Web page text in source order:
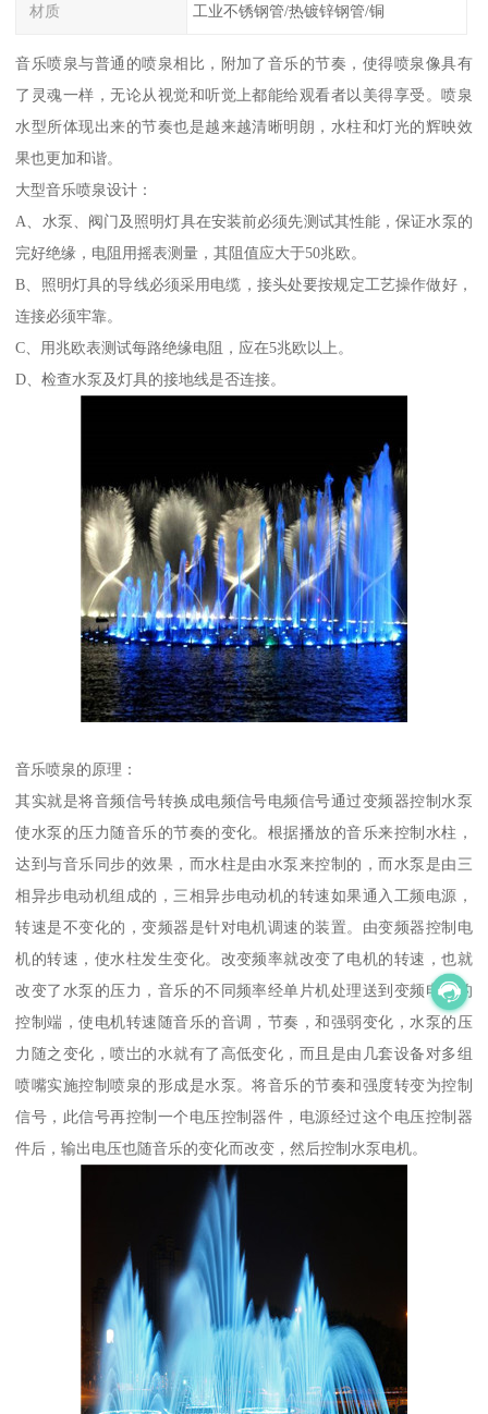
材质 工业不锈钢管/热镀锌钢管/铜
音乐喷泉与普通的喷泉相比，附加了音乐的节奏，使得喷泉像具有
了灵魂一样，无论从视觉和听觉上都能给观看者以美得享受。喷泉
水型所体现出来的节奏也是越来越清晰明朗，水柱和灯光的辉映效
果也更加和谐。
大型音乐喷泉设计：
A、水泵、阀门及照明灯具在安装前必须先测试其性能，保证水泵的
完好绝缘，电阻用摇表测量，其阻值应大于50兆欧。
B、照明灯具的导线必须采用电缆，接头处要按规定工艺操作做好，
连接必须牢靠。
C、用兆欧表测试每路绝缘电阻，应在5兆欧以上。
D、检查水泵及灯具的接地线是否连接。
音乐喷泉的原理：
其实就是将音频信号转换成电频信号电频信号通过变频器控制水泵
使水泵的压力随音乐的节奏的变化。根据播放的音乐来控制水柱，
达到与音乐同步的效果，而水柱是由水泵来控制的，而水泵是由三
相异步电动机组成的，三相异步电动机的转速如果通入工频电源，
转速是不变化的，变频器是针对电机调速的装置。由变频器控制电
机的转速，使水柱发生变化。改变频率就改变了电机的转速，也就
改变了水泵的压力，音乐的不同频率经单片机处理送到变频电机的
控制端，使电机转速随音乐的音调，节奏，和强弱变化，水泵的压
力随之变化，喷岀的水就有了高低变化，而且是由几套设备对多组
喷嘴实施控制喷泉的形成是水泵。将音乐的节奏和强度转变为控制
信号，此信号再控制一个电压控制器件，电源经过这个电压控制器
件后，输出电压也随音乐的变化而改变，然后控制水泵电机。